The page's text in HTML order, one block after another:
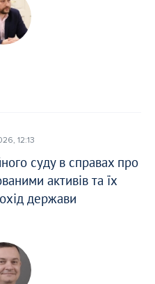
12:13
суду в справах про
активів та їх
держави